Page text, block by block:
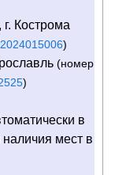
г. Кострома
)
(номер
)
в
мест в